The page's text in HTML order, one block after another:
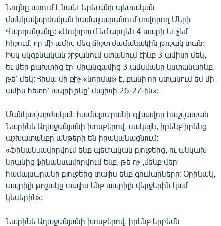
ՏՏ ԵՒ ԻՆՏԵՐՆԵՏ
ԿՈՐՈՆԱՎԻՐՈՒՍ
ԱՐԽԻՎ
ՏԵՍԱՆՅՈՒԹԵՐ
ԲԱՆԱՎԵՃ
ՁԳՏԵԼՈՎ ԼԱՎԱԳՈՒՅՆԻՆ
ՓՈԴՔԱՍԹ
Հայերեն
English
Русский
ՀԵՏԵՎԵՔ ՄԵԶ
Նույնը ասում է նաեւ Երեւանի պետական
մանկավարժական համալսարանում սովորող Մերի
Վարդանյանը: «Սովորում եմ արդեն 4 տարի եւ չեմ
հիշում, որ մի ամիս մեզ ճիշտ ժամանակին թոշակ տան:
Իսկ սկզբնական շրջանում ստանում էինք 3 ամիսը մեկ,
եւ մեր բախտից էր՝ միանգամից 3 ամսվանը կստանաինք,
թե՝ մեկ: Հիմա մի քիչ «նորմալ» է, քանի որ ստանում եմ մի
ամիս հետո՝ ապրիլինը՝ մայիսի 26-27-ին»:
Մանկավարժական համալսարանի գլխավոր հաշվապահ
Նարինե Աղաջանյանի խոսքերով, սակայն, իրենք իրենց
աշխատանքը անթերի են իրականացնում:
«Ֆինանսավորվում ենք պետական բյուջեից, ու անկախ
նրանից ֆինանսավորվում ենք, թե ոչ ,մենք մեր
համալսարանի բյուջեից տալիս ենք գումարները: Օրինակ,
ապրիլի թոշակը տալիս ենք ապրիլի վերջերին կամ
կեսերին»:
Նարինե Աղաջանյանի խոսքերով, իրենք երբեմն